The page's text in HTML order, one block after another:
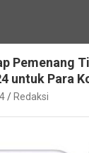
Pemenang
untuk Para
Redaksi